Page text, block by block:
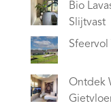
Bio
Slijtvast
Ontdek